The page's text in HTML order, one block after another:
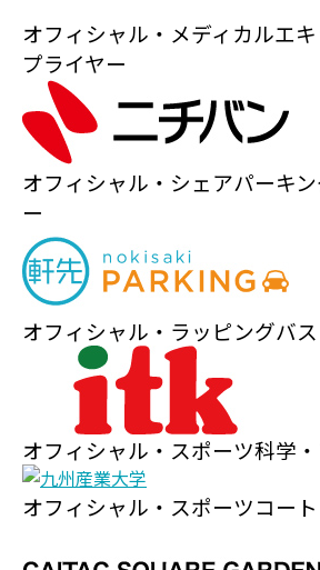
オフィシャル・メディカルエ
プライヤー
オフィシャル・シェアパーキ
ー
オフィシャル・ラッピングバ
オフィシャル・スポーツ科学
オフィシャル・スポーツコー